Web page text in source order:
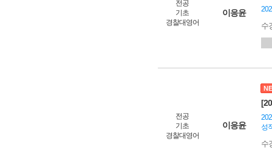
전공
기초
경찰대영어
이응윤
수
전공
기초
경찰대영어
이응윤
성
수